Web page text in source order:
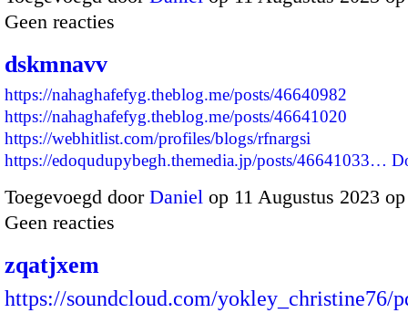
Geen reacties
dskmnavv
https://nahaghafefyg.theblog.me/posts/46640982
https://nahaghafefyg.theblog.me/posts/46641020
https://webhitlist.com/profiles/blogs/rfnargsi
https://edoqudupybegh.themedia.jp/posts/46641033…
Toegevoegd door Daniel op 11 Augustus 2023
Geen reacties
zqatjxem
https://soundcloud.com/yokley_christine76/